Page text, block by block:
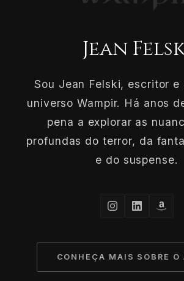
Jean
Sou Jean Felski, escritor e
universo Wampir. Há anos
pena a explorar as
profundas do terror, da
e do suspense.
CONHEÇA MAIS SOBRE O